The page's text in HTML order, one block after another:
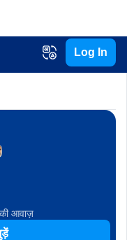
Log In
आवाज़